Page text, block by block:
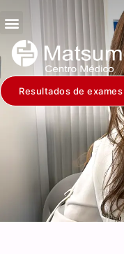
Resultados de exames